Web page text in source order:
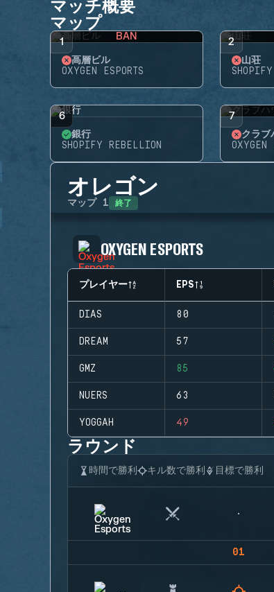
マッチ概要
マップ
1 BAN
高層ビル
OXYGEN ESPORTS
2
山荘
6
銀行
SHOPIFY REBELLION
7
クラブ
OXYGEN
オレゴン
マップ 1 終了
OXYGEN ESPORTS
プレイヤー EPS
DIAS 80
DREAM 57
GMZ 85
NUERS 63
YOGGAH 49
ラウンド
時間で勝利 キル数で勝利 目標で勝利
01